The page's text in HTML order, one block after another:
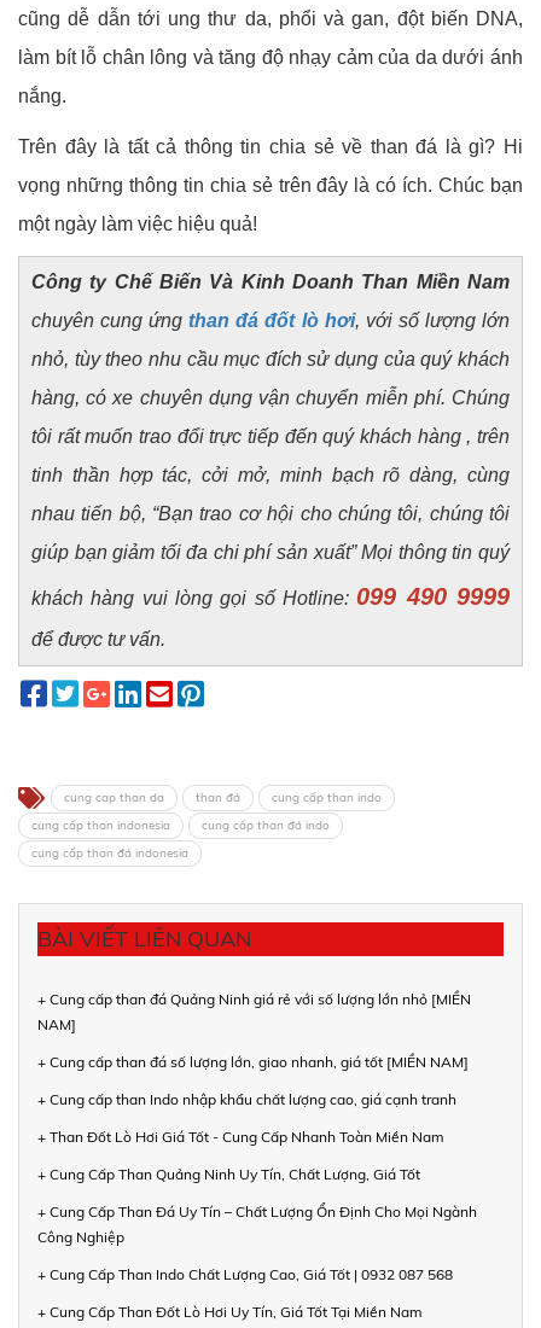
cũng dễ dẫn tới ung thư da, phổi và gan, đột biến DNA,
làm bít lỗ chân lông và tăng độ nhạy cảm của da dưới ánh
nắng.
Trên đây là tất cả thông tin chia sẻ về than đá là gì? Hi
vọng những thông tin chia sẻ trên đây là có ích. Chúc bạn
một ngày làm việc hiệu quả!
Công ty Chế Biến Và Kinh Doanh Than Miền Nam
chuyên cung ứngthan đá đốt lò hơi, với số lượng lớn
nhỏ, tùy theo nhu cầu mục đích sử dụng của quý khách
hàng, có xe chuyên dụng vận chuyển miễn phí. Chúng
tôi rất muốn trao đổi trực tiếp đến quý khách hàng , trên
tinh thần hợp tác, cởi mở, minh bạch rõ dàng, cùng
nhau tiến bộ, “Bạn trao cơ hội cho chúng tôi, chúng tôi
giúp bạn giảm tối đa chi phí sản xuất” Mọi thông tin quý
khách hàng vui lòng gọi số Hotline:099 490 9999
để được tư vấn.
cung cap than da than đá
cung cấp than indo
cung cấp than indonesia
cung cấp than đá indo
cung cấp than đá indonesia
BÀI VIẾT LIÊN QUAN
+ Cung cấp than đá Quảng Ninh giá rẻ với số lượng lớn nhỏ [MIỀN
NAM]
+ Cung cấp than đá số lượng lớn, giao nhanh, giá tốt [MIỀN NAM]
+ Cung cấp than Indo nhập khẩu chất lượng cao, giá cạnh tranh
+ Than Đốt Lò Hơi Giá Tốt - Cung Cấp Nhanh Toàn Miền Nam
+ Cung Cấp Than Quảng Ninh Uy Tín, Chất Lượng, Giá Tốt
+ Cung Cấp Than Đá Uy Tín – Chất Lượng Ổn Định Cho Mọi Ngành
Công Nghiệp
+ Cung Cấp Than Indo Chất Lượng Cao, Giá Tốt | 0932 087 568
+ Cung Cấp Than Đốt Lò Hơi Uy Tín, Giá Tốt Tại Miền Nam